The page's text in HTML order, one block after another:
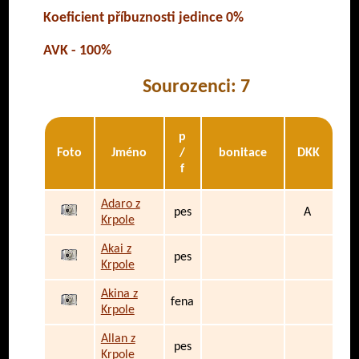
Koeficient příbuznosti jedince 0%
AVK - 100%
Sourozenci: 7
Foto Jméno
p
/
f
bonitace DKK
Adaro z
Krpole
pes A
Akai z
Krpole
pes
Akina z
Krpole
fena
Allan z
Krpole
pes